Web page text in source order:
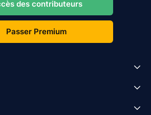
des contributeurs
Passer Premium